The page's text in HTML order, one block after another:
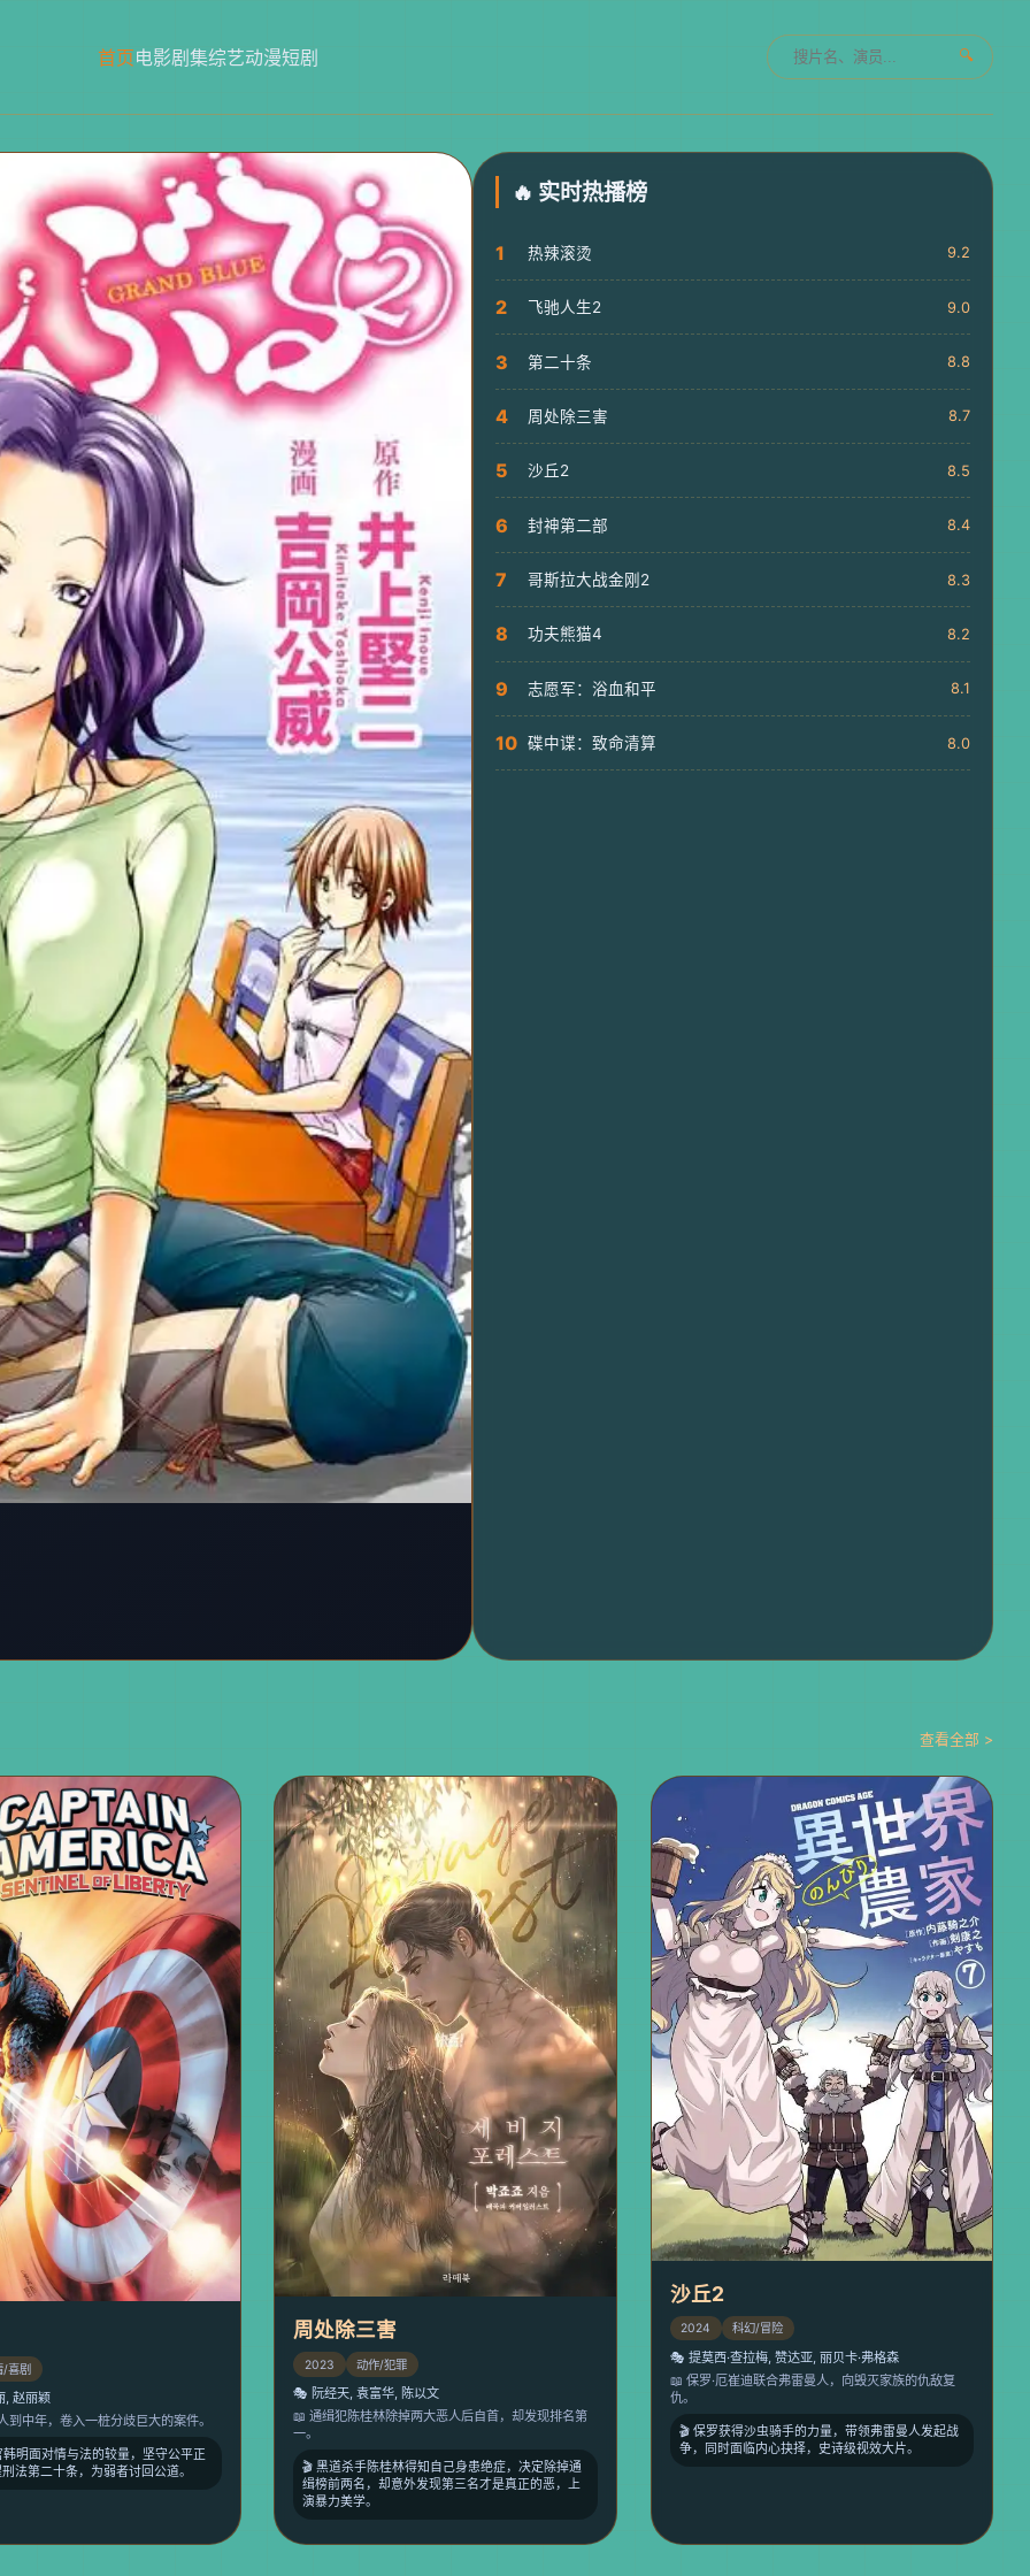
首页电影剧集综艺动漫短剧 🔍
🔥 实时热播榜
1 热辣滚烫 9.2
2 飞驰人生2 9.0
3 第二十条 8.8
4 周处除三害 8.7
5 沙丘2 8.5
6 封神第二部 8.4
7 哥斯拉大战金刚2 8.3
8 功夫熊猫4 8.2
9 志愿军：浴血和平 8.1
10 碟中谍：致命清算 8.0
查看全部 >
/喜剧
, 赵丽颖
到中年，卷入一桩分歧巨大的案件。
韩明面对情与法的较量，坚守公平正
法第二十条，为弱者讨回公道。
周处除三害
2023 动作/犯罪
🎭 阮经天, 袁富华, 陈以文
📖 通缉犯陈桂林除掉两大恶人后自首，却发现排名第
一。
🎬 黑道杀手陈桂林得知自己身患绝症，决定除掉通
缉榜前两名，却意外发现第三名才是真正的恶，上
演暴力美学。
沙丘2
2024 科幻/冒险
🎭 提莫西·查拉梅, 赞达亚, 丽贝卡·弗格森
📖 保罗·厄崔迪联合弗雷曼人，向毁灭家族的仇敌复
仇。
🎬 保罗获得沙虫骑手的力量，带领弗雷曼人发起战
争，同时面临内心抉择，史诗级视效大片。